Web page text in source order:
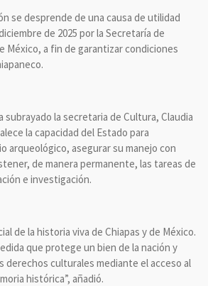
se desprende de una causa de utilidad
de 2025 por la Secretaría de
México, a fin de garantizar condiciones
subrayado la secretaria de Cultura, Claudia
la capacidad del Estado para
arqueológico, asegurar su manejo con
de manera permanente, las tareas de
e investigación.
de la historia viva de Chiapas y de México.
que protege un bien de la nación y
derechos culturales mediante el acceso al
histórica”, añadió.